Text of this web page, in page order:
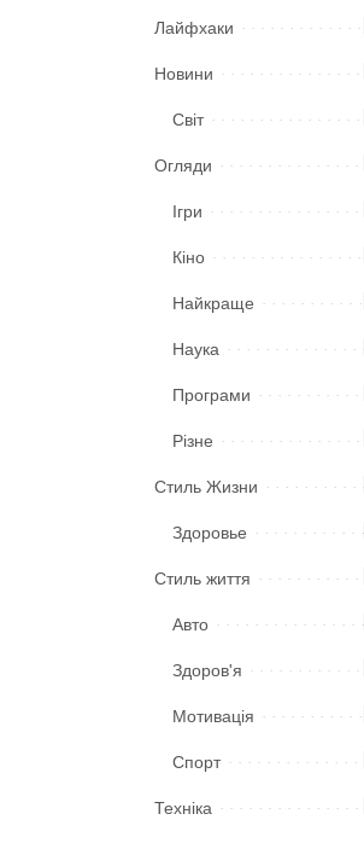
Лайфхаки
Новини
Світ
Огляди
Ігри
Кіно
Найкраще
Наука
Програми
Різне
Стиль Жизни
Здоровье
Стиль життя
Авто
Здоров'я
Мотивація
Спорт
Техніка